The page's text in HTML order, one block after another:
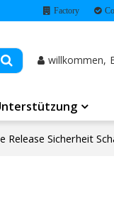
Factory
willkommen,
Release Sicherheit